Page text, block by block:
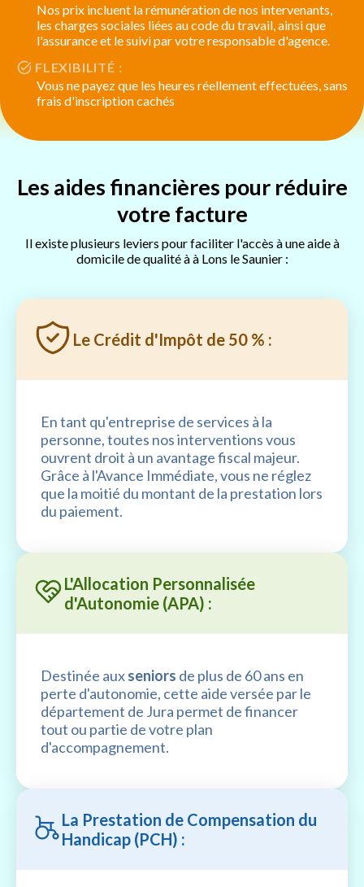
Nos prix incluent la rémunération de nos intervenants,
les charges sociales liées au code du travail, ainsi que
l'assurance et le suivi par votre responsable d'agence.
FLEXIBILITÉ :
Vous ne payez que les heures réellement effectuées, sans
frais d'inscription cachés
Les aides financières pour réduire
votre facture
Il existe plusieurs leviers pour faciliter l'accès à une aide à
domicile de qualité à à Lons le Saunier :
Le Crédit d'Impôt de 50 % :
En tant qu'entreprise de services à la
personne, toutes nos interventions vous
ouvrent droit à un avantage fiscal majeur.
Grâce à l'Avance Immédiate, vous ne réglez
que la moitié du montant de la prestation lors
du paiement.
L'Allocation Personnalisée
d'Autonomie (APA) :
Destinée auxseniors de plus de 60 ans en
perte d'autonomie, cette aide versée par le
département de Jura permet de financer
tout ou partie de votre plan
d'accompagnement.
La Prestation de Compensation du
Handicap (PCH) :